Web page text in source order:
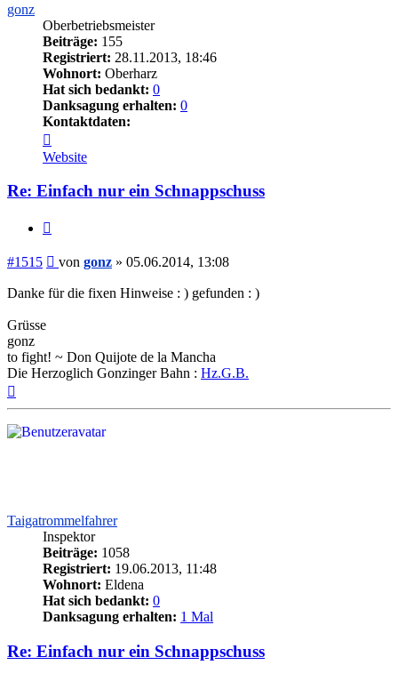
gonz
Oberbetriebsmeister
Beiträge: 155
Registriert: 28.11.2013, 18:46
Wohnort: Oberharz
Hat sich bedankt: 0
Danksagung erhalten: 0
Kontaktdaten:
von
gonz
Website
Re: Einfach nur ein Schnappschuss
#1515 Beitrag
von gonz » 05.06.2014, 13:08
Danke für die fixen Hinweise : ) gefunden : )
Grüsse
gonz
to fight! ~ Don Quijote de la Mancha
Die Herzoglich Gonzinger Bahn : Hz.G.B.
Taigatrommelfahrer
Inspektor
Beiträge: 1058
Registriert: 19.06.2013, 11:48
Wohnort: Eldena
Hat sich bedankt: 0
Danksagung erhalten: 1 Mal
Re: Einfach nur ein Schnappschuss